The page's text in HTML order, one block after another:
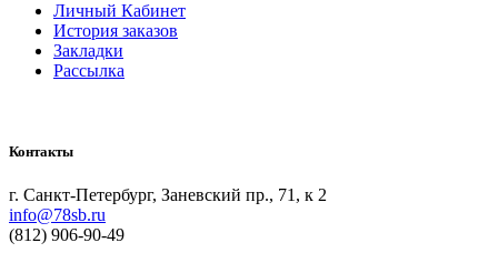
Личный Кабинет
История заказов
Закладки
Рассылка
Контакты
г. Санкт-Петербург, Заневский пр., 71, к 2
info@78sb.ru
(812) 906-90-49